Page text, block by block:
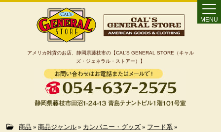
アメリカ雑貨のお店、静岡県藤枝市の【CAL’S GENERAL STORE（キャル
ズ・ジェネラル・ストアー）】
MENU
Home
商品 » 商品ジャンル » カンパニー・グッズ » フード系 »